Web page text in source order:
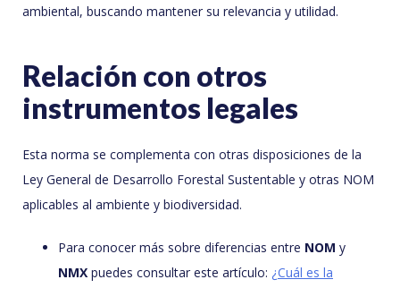
ambiental, buscando mantener su relevancia y utilidad.
Relación con otros
instrumentos legales
Esta norma se complementa con otras disposiciones de la
Ley General de Desarrollo Forestal Sustentable y otras NOM
aplicables al ambiente y biodiversidad.
Para conocer más sobre diferencias entre NOM y
NMX puedes consultar este artículo: ¿Cuál es la